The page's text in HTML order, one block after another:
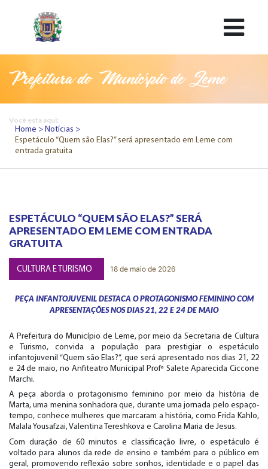
Prefeitura do Município de Leme
Você esta aqui:
Home
Notícias
Espetáculo “Quem são Elas?” será apresentado em Leme com
entrada gratuita
ESPETÁCULO “QUEM SÃO ELAS?” SERÁ
APRESENTADO EM LEME COM ENTRADA
GRATUITA
CULTURA E TURISMO 18 de maio de 2026
PEÇA INFANTOJUVENIL DESTACA O PROTAGONISMO FEMININO COM
APRESENTAÇÕES NOS DIAS 21, 22 E 24 DE MAIO
A Prefeitura do Município de Leme, por meio da Secretaria de Cultura
e Turismo, convida a população para prestigiar o espetáculo
infantojuvenil “Quem são Elas?”, que será apresentado nos dias 21, 22
e 24 de maio, no Anfiteatro Municipal Profª Salete Aparecida Ciccone
Marchi.
A peça aborda o protagonismo feminino por meio da história de
Marta, uma menina sonhadora que, durante uma jornada pelo espaço-
tempo, conhece mulheres que marcaram a história, como Frida Kahlo,
Malala Yousafzai, Valentina Tereshkova e Carolina Maria de Jesus.
Com duração de 60 minutos e classificação livre, o espetáculo é
voltado para alunos da rede de ensino e também para o público em
geral, promovendo reflexão sobre sonhos, identidade e o papel das